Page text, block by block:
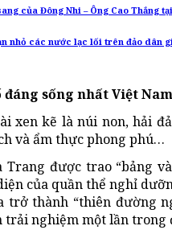
của Đông Nhi – Ông Cao Thắng
nhỏ các nước lạc lối trên đảo dân
sống nhất Việt Nam
xen kẽ là núi non, hải
và ẩm thực phong phú…
được trao “bảng
của quần thể nghỉ
trở thành “thiên đường
trải nghiệm một lần trong